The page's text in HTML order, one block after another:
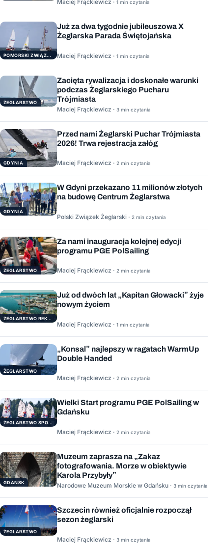
Maciej Frąckiewicz · 1 min czytania
POMORSKI ZWIĄZEK ŻEGLARSKI
Już za dwa tygodnie jubileuszowa X
Żeglarska Parada Świętojańska
Maciej Frąckiewicz · 1 min czytania
ŻEGLARSTWO
Zacięta rywalizacja i doskonałe warunki
podczas Żeglarskiego Pucharu
Trójmiasta
Maciej Frąckiewicz · 3 min czytania
GDYNIA
Przed nami Żeglarski Puchar Trójmiasta
2026! Trwa rejestracja załóg
Maciej Frąckiewicz · 2 min czytania
GDYNIA
W Gdyni przekazano 11 milionów złotych
na budowę Centrum Żeglarstwa
Polski Związek Żeglarski · 2 min czytania
ŻEGLARSTWO
Za nami inauguracja kolejnej edycji
programu PGE PolSailing
Maciej Frąckiewicz · 2 min czytania
ŻEGLARSTWO REKERACYJNE
Już od dwóch lat „Kapitan Głowacki” żyje
nowym życiem
Maciej Frąckiewicz · 1 min czytania
ŻEGLARSTWO
„Konsal” najlepszy w ragatach WarmUp
Double Handed
Maciej Frąckiewicz · 2 min czytania
ŻEGLARSTWO SPORTOWE
Wielki Start programu PGE PolSailing w
Gdańsku
Maciej Frąckiewicz · 2 min czytania
GDAŃSK
Muzeum zaprasza na „Zakaz
fotografowania. Morze w obiektywie
Karola Przybyły”
Narodowe Muzeum Morskie w Gdańsku · 3 min czytania
ŻEGLARSTWO
Szczecin również oficjalnie rozpoczął
sezon żeglarski
Maciej Frąckiewicz · 3 min czytania